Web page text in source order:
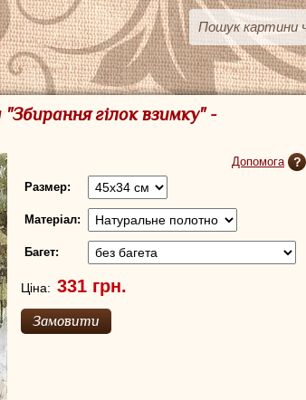
гілок взимку" -
Допомога
Размер:
Матеріал:
Багет:
Ціна: